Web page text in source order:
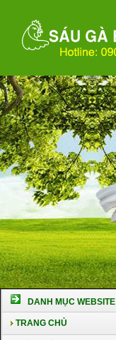
DANH MỤC WEBSITE
TRANG CHỦ